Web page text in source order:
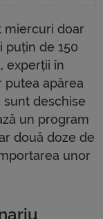
miercuri doar
puțin de 150
experții în
putea apărea
deschise
un program
două doze de
unor